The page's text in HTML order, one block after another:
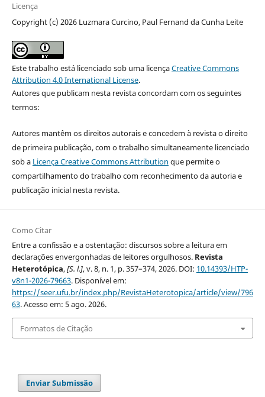
Licença
Copyright (c) 2026 Luzmara Curcino, Paul Fernand da Cunha Leite
Este trabalho está licenciado sob uma licençaCreative Commons
Attribution 4.0 International License.
Autores que publicam nesta revista concordam com os seguintes
termos:
Autores mantêm os direitos autorais e concedem à revista o direito
de primeira publicação, com o trabalho simultaneamente licenciado
sob a Licença Creative Commons Attribution que permite o
compartilhamento do trabalho com reconhecimento da autoria e
publicação inicial nesta revista.
Como Citar
Entre a confissão e a ostentação: discursos sobre a leitura em
declarações envergonhadas de leitores orgulhosos. Revista
Heterotópica,[S. l.], v. 8, n. 1, p. 357–374, 2026. DOI: 10.14393/HTP-
v8n1-2026-79663. Disponível em:
https://seer.ufu.br/index.php/RevistaHeterotopica/article/view/796
63. Acesso em: 5 ago. 2026.
Formatos de Citação
Enviar Submissão